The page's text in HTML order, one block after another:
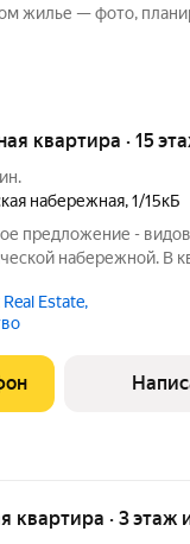
жилье — фото,
квартира · 15
набережная,1/15кБ
предложение -
набережной. В
окна, двери, лепнина,
Estate,
квартира · 3 этаж